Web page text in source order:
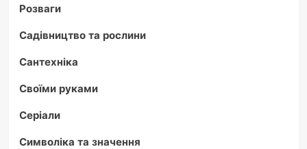
Розваги
Садівництво та рослини
Сантехніка
Своїми руками
Серіали
Символіка та значення